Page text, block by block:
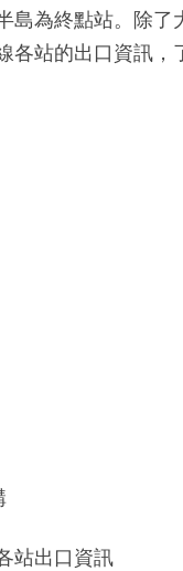
島為終點站。除
各站的出口資訊
站出口資訊